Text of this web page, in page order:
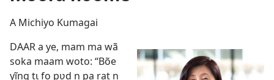
A Michiyo Kumagai
DAAR a ye, mam ma wã
soka maam woto: “Bõe
yĩng tɩ fo pʋd n pa rat n